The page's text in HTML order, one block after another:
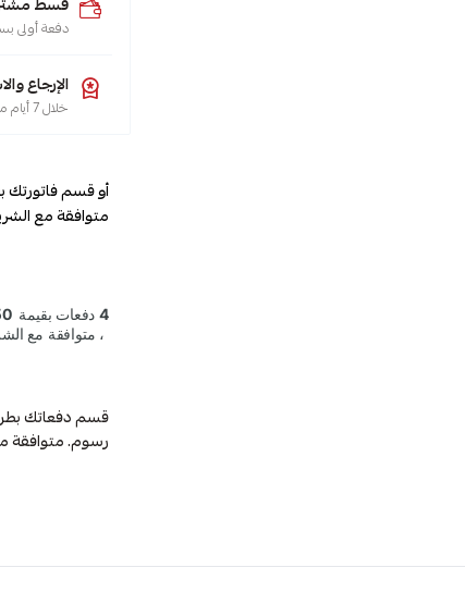
دفعة أولى
الإرجاع
خلال 7 أيام من تاريخ الاستلام، هو حقك تضمنه، حسب سياسة الاسترجاع
أو قسم فاتورتك
متوافقة مع
رسوم. متوافقة